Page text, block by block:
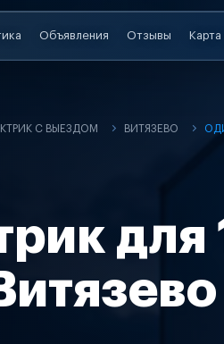
Объявления Отзывы
С ВЫЕЗДОМ ВИТЯЗЕВО
для